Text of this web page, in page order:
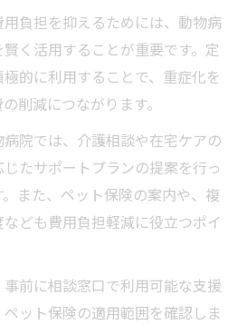
負担を抑えるためには、動物病
く活用することが重要です。定
的に利用することで、重症化を
削減につながります。
院では、介護相談や在宅ケアの
たサポートプランの提案を行っ
また、ペット保険の案内や、複
ども費用負担軽減に役立つポイ
前に相談窓口で利用可能な支援
ット保険の適用範囲を確認しま